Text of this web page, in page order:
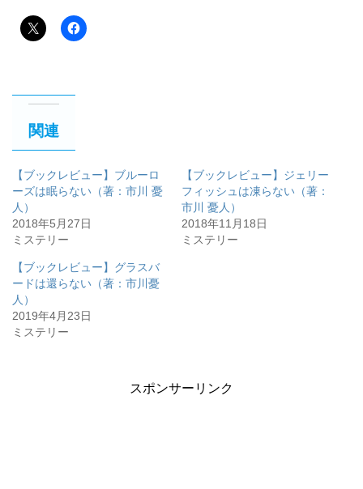
関連
【ブックレビュー】ブルーロ
ーズは眠らない（著：市川 憂
人）
2018年5月27日
ミステリー
【ブックレビュー】ジェリー
フィッシュは凍らない（著：
市川 憂人）
2018年11月18日
ミステリー
【ブックレビュー】グラスバ
ードは還らない（著：市川憂
人）
2019年4月23日
ミステリー
スポンサーリンク